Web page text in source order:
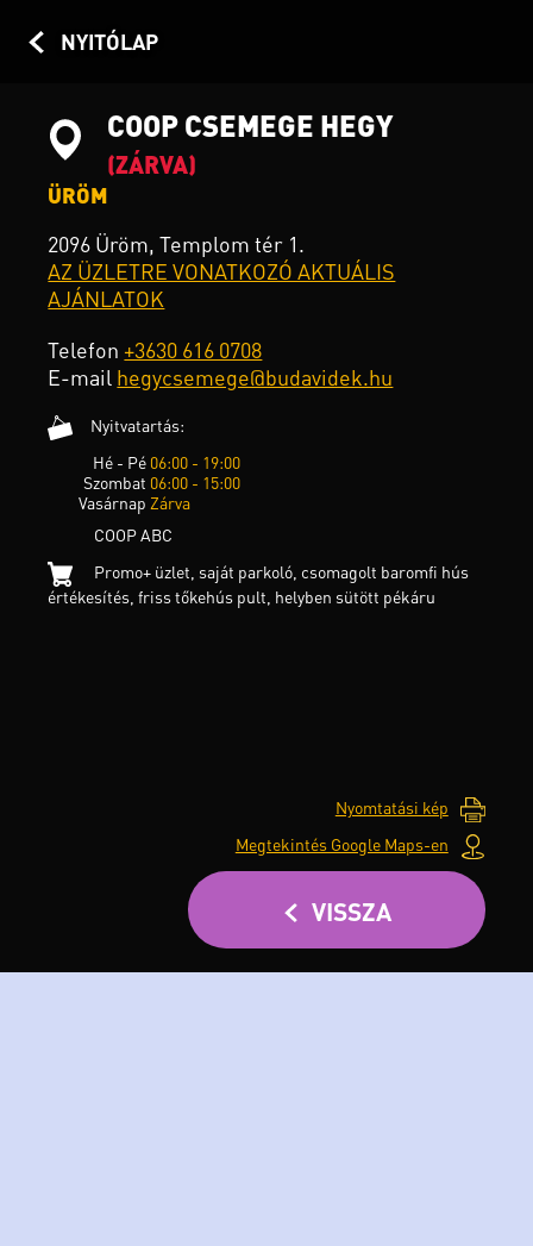
NYITÓLAP
COOP CSEMEGE HEGY
(ZÁRVA)
ÜRÖM
2096 Üröm, Templom tér 1.
AZ ÜZLETRE VONATKOZÓ AKTUÁLIS
AJÁNLATOK
Telefon +3630 616 0708
E-mail hegycsemege@budavidek.hu
Nyitvatartás:
Hé - Pé 06:00 - 19:00
Szombat 06:00 - 15:00
Vasárnap Zárva
COOP ABC
Promo+ üzlet, saját parkoló, csomagolt baromfi hús
értékesítés, friss tőkehús pult, helyben sütött pékáru
Nyomtatási kép
Megtekintés Google Maps-en
VISSZA